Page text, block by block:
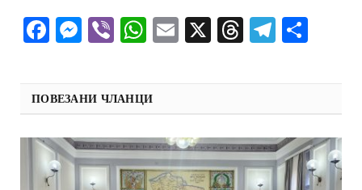
Facebook
Messenger
ViberWhatsApp
Email
X Threads
ПОВЕЗАНИ ЧЛАНЦИ